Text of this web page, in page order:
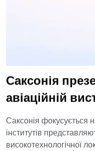
Саксонія
авіаційній
Саксонія фокусується
інститутів
високотехнологічної